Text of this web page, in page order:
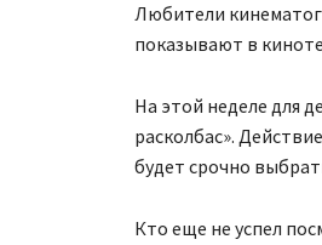
Любители
показывают в
На этой неделе для
расколбас».
будет срочно
Кто еще не успел